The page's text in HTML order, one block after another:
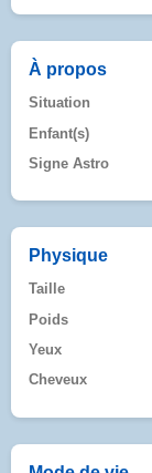
À propos
Situation
Enfant(s)
Signe Astro
Physique
Taille
Poids
Yeux
Cheveux